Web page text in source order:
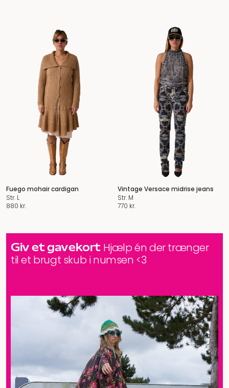
Fuego mohair cardigan
Str. L
880 kr.
Vintage Versace midrise jeans
Str. M
770 kr.
Giv et gavekort Hjælp én der trænger
til et brugt skub i numsen <3